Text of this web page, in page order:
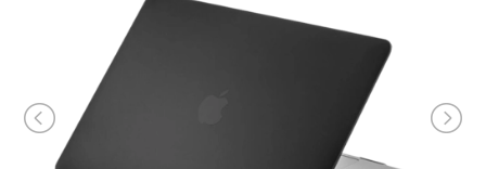
لوازم جانبی
صدا و تصویر
قیمت روز